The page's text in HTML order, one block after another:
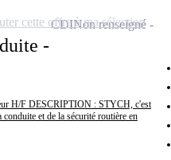
-
H/F DESCRIPTION : STYCH, c'est
et de la sécurité routière en
CDINon renseigné
cette offre à ma sélection